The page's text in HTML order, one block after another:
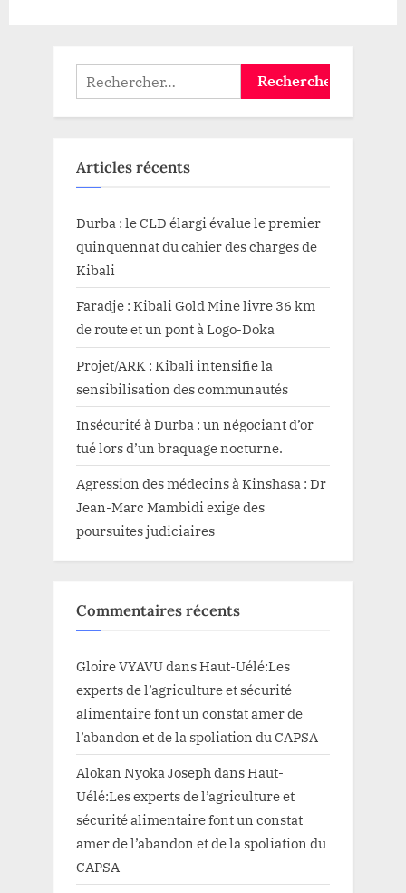
Rechercher :
Articles récents
Durba : le CLD élargi évalue le premier
quinquennat du cahier des charges de
Kibali
Faradje : Kibali Gold Mine livre 36 km
de route et un pont à Logo-Doka
Projet/ARK : Kibali intensifie la
sensibilisation des communautés
Insécurité à Durba : un négociant d’or
tué lors d’un braquage nocturne.
Agression des médecins à Kinshasa : Dr
Jean-Marc Mambidi exige des
poursuites judiciaires
Commentaires récents
Gloire VYAVUdansHaut-Uélé:Les
experts de l’agriculture et sécurité
alimentaire font un constat amer de
l’abandon et de la spoliation du CAPSA
Alokan Nyoka JosephdansHaut-
Uélé:Les experts de l’agriculture et
sécurité alimentaire font un constat
amer de l’abandon et de la spoliation du
CAPSA